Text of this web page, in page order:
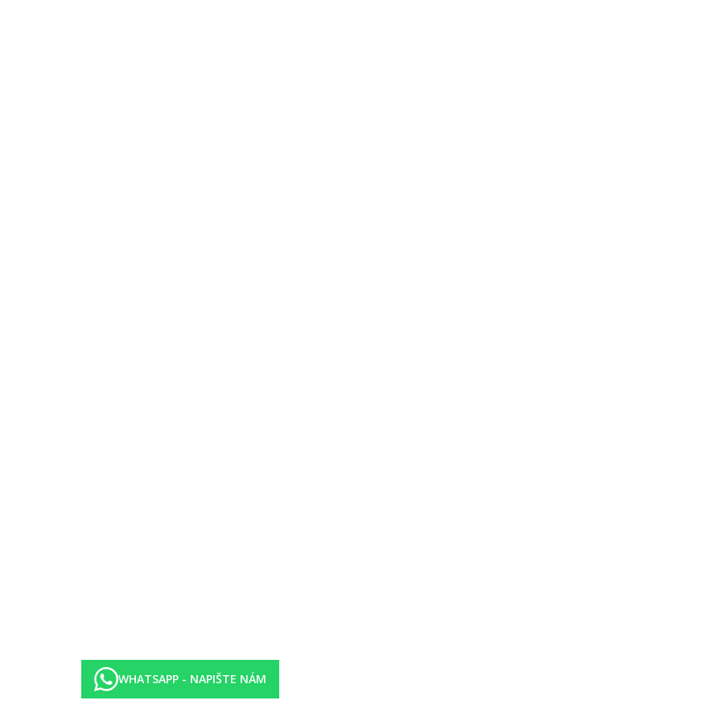
restaurace (španělská, italská), bary, obchůdky se suvenýry a kadeřnictví, 2 bazény (1 s mořskou vodou), multizábavní areál pro
a dětským koutkem, jacuzzi, bar a restaurace u bazénu, terasa s lehátky, slunečníky a osuškami zdarma.
hod.)
šortkách ani tílku.
kalhoty, košile; dámy: elegantní, společenské šaty.
vyhřívání), hřiště, animace, baby klub, miniklub, hlídání dětí za poplatek (na vyžádání), dětská postýlka zdarma (na vyžádání).
WHATSAPP - NAPIŠTE NÁM